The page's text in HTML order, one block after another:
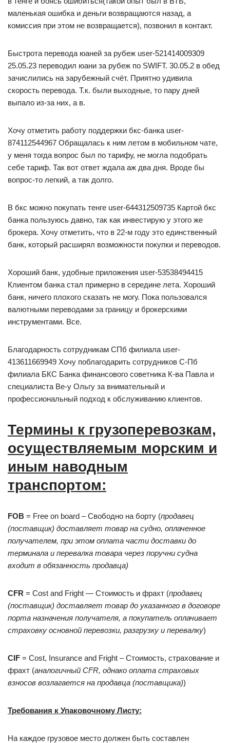
маленькая ошибка и деньги возвращаются назад, а
комиссия при этом не возвращается), позвонил в контакт.
Быстрота перевода юаней за рубеж user-521414009309
25.05.23 переводил юани за рубеж по SWIFT. 30.05.2 в обед
зачислились на зарубежный счёт. Приятно удивила
скорость перевода. Т.к. были выходные, то пару дней
выпало из-за них, а в.
Хочу отметить работу поддержки бкс-банка user-
874112544967 Обращалась к ним летом в мобильном чате,
у меня тогда вопрос был по тарифу, не могла подобрать
себе тариф. Так вот ответ ждала аж два дня. Вроде бы
вопрос-то легкий, а так долго.
В бкс можно покупать тенге user-644312509735 Картой бкс
банка пользуюсь давно, так как инвестирую у этого же
брокера. Хочу отметить, что в 22-м году это единственный
банк, который расширял возможности покупки и переводов.
Хороший банк, удобные приложения user-53538494415
Клиентом банка стал примерно в середине лета. Хороший
банк, ничего плохого сказать не могу. Пока пользовался
валютными переводами за границу и брокерскими
инструментами. Все.
Благодарность сотрудникам СПб филиала user-
413611669949 Хочу поблагодарить сотрудников С-Пб
филиала БКС Банка финансового советника К-ва Павла и
специалиста Ве-у Ольгу за внимательный и
профессиональный подход к обслуживанию клиентов.
Термины к грузоперевозкам,
осуществляемым морским и
иным наводным
транспортом:
FOB = Free on board – Свободно на борту (продавец
(поставщик) доставляет товар на судно, оплаченное
получателем, при этом оплата части доставки до
терминала и перевалка товара через поручни судна
входит в обязанность продавца)
CFR = Cost and Fright — Стоимость и фрахт (продавец
(поставщик) доставляет товар до указанного в договоре
порта назначения получателя, а покупатель оплачивает
страховку основной перевозки, разгрузку и перевалку)
CIF = Cost, Insurance and Fright – Стоимость, страхование и
фрахт (аналогичный CFR, однако оплата страховых
взносов возлагается на продавца (поставщика))
Требования к Упаковочному Листу:
На каждое грузовое место должен быть составлен